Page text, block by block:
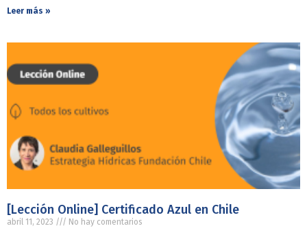
Leer más »
[Lección Online] Certificado Azul en Chile
abril 11, 2023 No hay comentarios